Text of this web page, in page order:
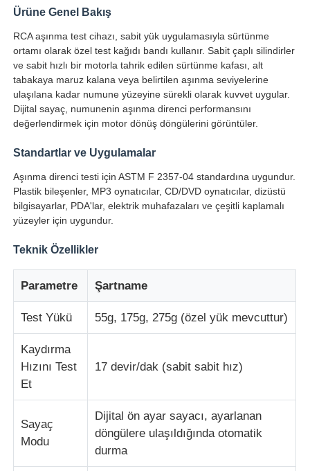
Ana sayfa
Ürünler
Hakkımızda
Fabrika turu
Kalite kontrol
Bize ulaşın
Teklif isteği
Çevresel Test Odası
Evrensel test makinesi
Ürüne Genel Bakış
RCA aşınma test cihazı, sabit yük uygulamasıyla sürtünme
ortamı olarak özel test kağıdı bandı kullanır. Sabit çaplı silindirler
ve sabit hızlı bir motorla tahrik edilen sürtünme kafası, alt
tabakaya maruz kalana veya belirtilen aşınma seviyelerine
ulaşılana kadar numune yüzeyine sürekli olarak kuvvet uygular.
Dijital sayaç, numunenin aşınma direnci performansını
değerlendirmek için motor dönüş döngülerini görüntüler.
Standartlar ve Uygulamalar
Aşınma direnci testi için ASTM F 2357-04 standardına uygundur.
Plastik bileşenler, MP3 oynatıcılar, CD/DVD oynatıcılar, dizüstü
bilgisayarlar, PDA'lar, elektrik muhafazaları ve çeşitli kaplamalı
yüzeyler için uygundur.
Teknik Özellikler
Parametre Şartname
Test Yükü 55g, 175g, 275g (özel yük mevcuttur)
Kaydırma
Hızını Test
Et
17 devir/dak (sabit sabit hız)
Sayaç
Modu
Dijital ön ayar sayacı, ayarlanan
döngülere ulaşıldığında otomatik
durma